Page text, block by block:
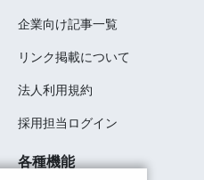
企業向け記事一覧
リンク掲載について
法人利用規約
採用担当ログイン
各種機能